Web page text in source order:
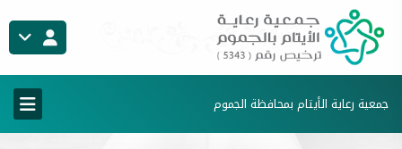
جمعية رعاية الأيتام بمحافظة الجموم